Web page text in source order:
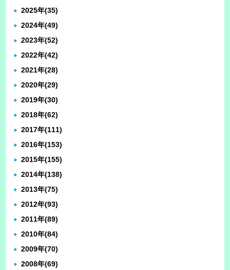
2025年(35)
2024年(49)
2023年(52)
2022年(42)
2021年(28)
2020年(29)
2019年(30)
2018年(62)
2017年(111)
2016年(153)
2015年(155)
2014年(138)
2013年(75)
2012年(93)
2011年(89)
2010年(84)
2009年(70)
2008年(69)